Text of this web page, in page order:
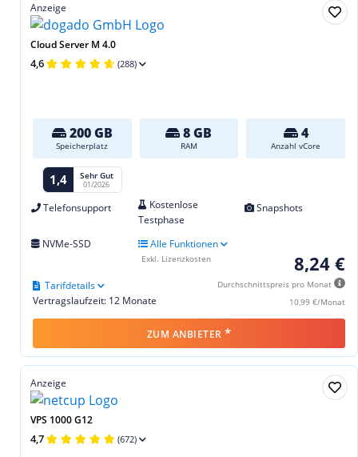
Anzeige
Cloud Server M 4.0
4,6 (288)
200 GB
Speicherplatz
8 GB
RAM
4
Anzahl vCore
1,4 Sehr Gut
01/2026
Telefonsupport
Kostenlose
Testphase
Snapshots
NVMe-SSD Alle Funktionen
8,24 €
Durchschnittspreis pro Monat
10,99 €/Monat
Vertragslaufzeit: 12 Monate
Tarifdetails
Exkl. Lizenzkosten
ZUM ANBIETER *
Anzeige
VPS 1000 G12
4,7 (672)